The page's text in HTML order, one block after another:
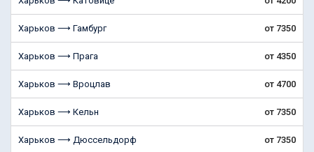
Харьков ⟶ Гамбург от 7350
Харьков ⟶ Прага от 4350
Харьков ⟶ Вроцлав от 4700
Харьков ⟶ Кельн от 7350
Харьков ⟶ Дюссельдорф от 7350